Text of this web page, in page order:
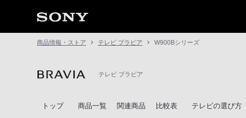
商品情報・ストア テレビ ブラビア W900Bシリーズ
テレビ ブラビア
トップ 商品一覧 関連商品 比較表 テレビの選び方